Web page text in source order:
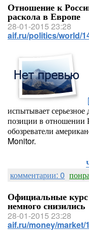
Отношение к
раскола в Европе
28-01-2015 23:28
aif.ru/politics/world/
испытывает серьезное
позиции в отношении
обозреватели
Monitor.
комментарии: 0
Официальные курс
немного снизились
28-01-2015 23:28
aif.ru/money/market/